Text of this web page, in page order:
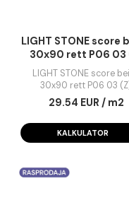
LIGHT STONE
30x90 rett P06
LIGHT STONE score
30x90 rett P06
29.54 EUR /
KALKULATOR